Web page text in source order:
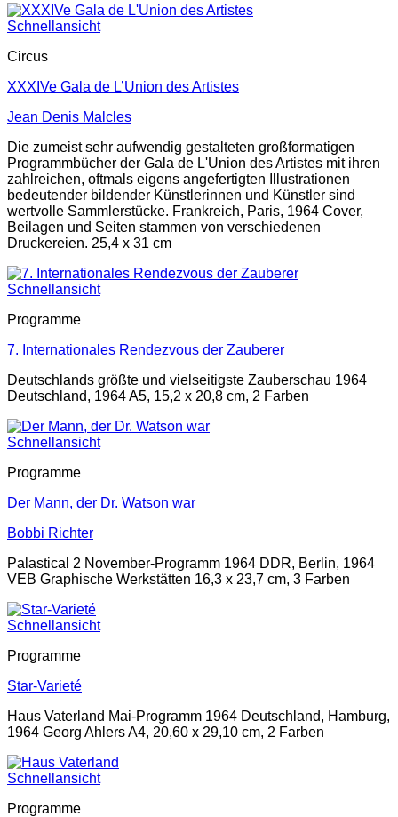
Schnellansicht
Circus
XXXIVe Gala de L’Union des Artistes
Jean Denis Malcles
Die zumeist sehr aufwendig gestalteten großformatigen
Programmbücher der Gala de L'Union des Artistes mit ihren
zahlreichen, oftmals eigens angefertigten Illustrationen
bedeutender bildender Künstlerinnen und Künstler sind
wertvolle Sammlerstücke. Frankreich, Paris, 1964 Cover,
Beilagen und Seiten stammen von verschiedenen
Druckereien. 25,4 x 31 cm
Schnellansicht
Programme
7. Internationales Rendezvous der Zauberer
Deutschlands größte und vielseitigste Zauberschau 1964
Deutschland, 1964 A5, 15,2 x 20,8 cm, 2 Farben
Schnellansicht
Programme
Der Mann, der Dr. Watson war
Bobbi Richter
Palastical 2 November-Programm 1964 DDR, Berlin, 1964
VEB Graphische Werkstätten 16,3 x 23,7 cm, 3 Farben
Schnellansicht
Programme
Star-Varieté
Haus Vaterland Mai-Programm 1964 Deutschland, Hamburg,
1964 Georg Ahlers A4, 20,60 x 29,10 cm, 2 Farben
Schnellansicht
Programme